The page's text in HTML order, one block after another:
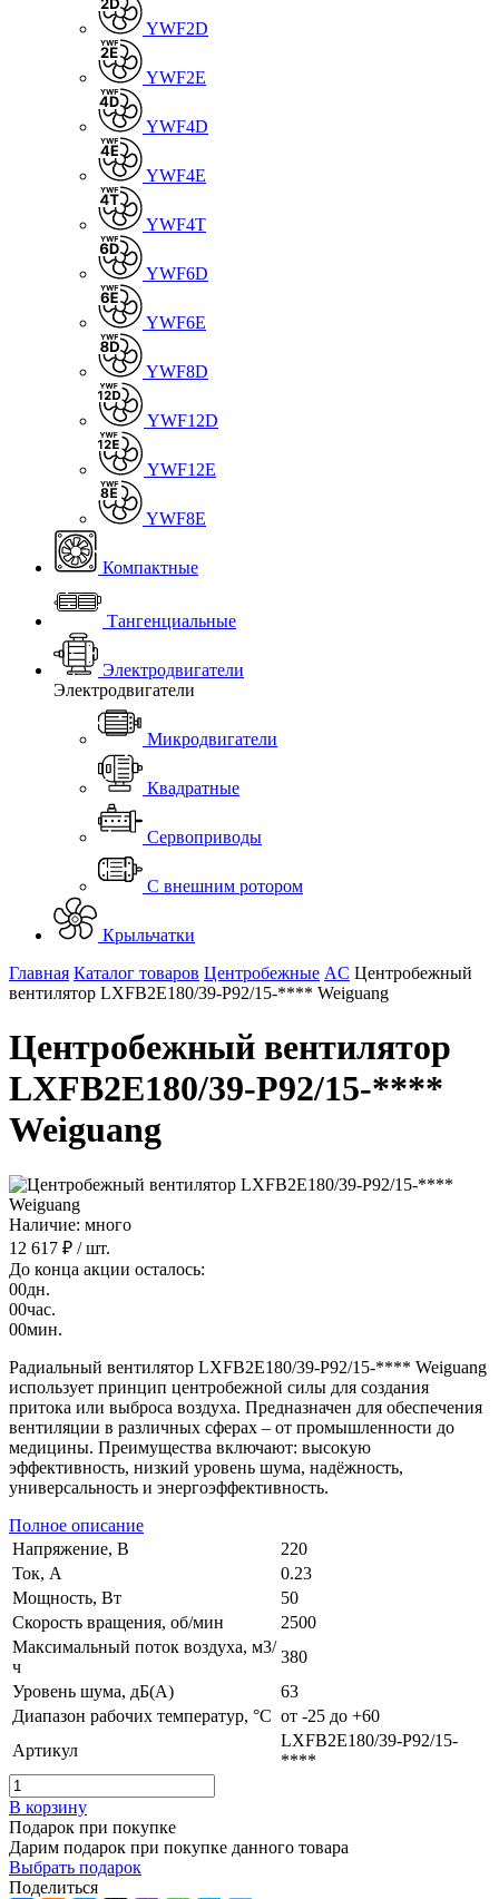
YWF2D
YWF2E
YWF4D
YWF4E
YWF4T
YWF6D
YWF6E
YWF8D
YWF12D
YWF12E
YWF8E
Компактные
Тангенциальные
Электродвигатели
Электродвигатели
Микродвигатели
Квадратные
Сервоприводы
С внешним ротором
Крыльчатки
Главная Каталог товаров Центробежные AC Центробежный
вентилятор LXFB2E180/39-P92/15-**** Weiguang
Центробежный вентилятор
LXFB2E180/39-P92/15-****
Weiguang
Наличие: много
12 617 ₽ / шт.
До конца акции осталось:
00дн.
00час.
00мин.
Радиальный вентилятор LXFB2E180/39-P92/15-**** Weiguang
использует принцип центробежной силы для создания
притока или выброса воздуха. Предназначен для обеспечения
вентиляции в различных сферах – от промышленности до
медицины. Преимущества включают: высокую
эффективность, низкий уровень шума, надёжность,
универсальность и энергоэффективность.
Полное описание
Напряжение, В
220
Ток, А
0.23
Мощность, Вт
50
Скорость вращения, об/мин
2500
Максимальный поток воздуха, м3/
ч
380
Уровень шума, дБ(А)
63
Диапазон рабочих температур, °C от -25 до +60
Артикул
LXFB2E180/39-P92/15-
****
В корзину
Подарок при покупке
Дарим подарок при покупке данного товара
Выбрать подарок
Поделиться